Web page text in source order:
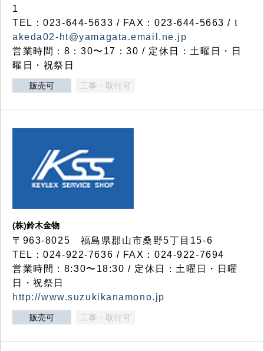
1
TEL：023-644-5633 / FAX：023-644-5663 / t
akeda02-ht@yamagata.email.ne.jp
営業時間：8：30〜17：30 / 定休日：土曜日・日
曜日・祝祭日
販売可 工事・取付可
(株)鈴木金物
〒963-8025 福島県郡山市桑野5丁目15-6
TEL：024-922-7636 / FAX：024-922-7694
営業時間：8:30〜18:30 / 定休日：土曜日・日曜
日・祝祭日
http://www.suzukikanamono.jp
販売可 工事・取付可